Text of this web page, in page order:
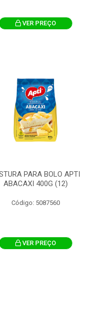
VER PREÇO
PARA BOLO APTI
ABACAXI 400G (12)
Código: 5087560
VER PREÇO